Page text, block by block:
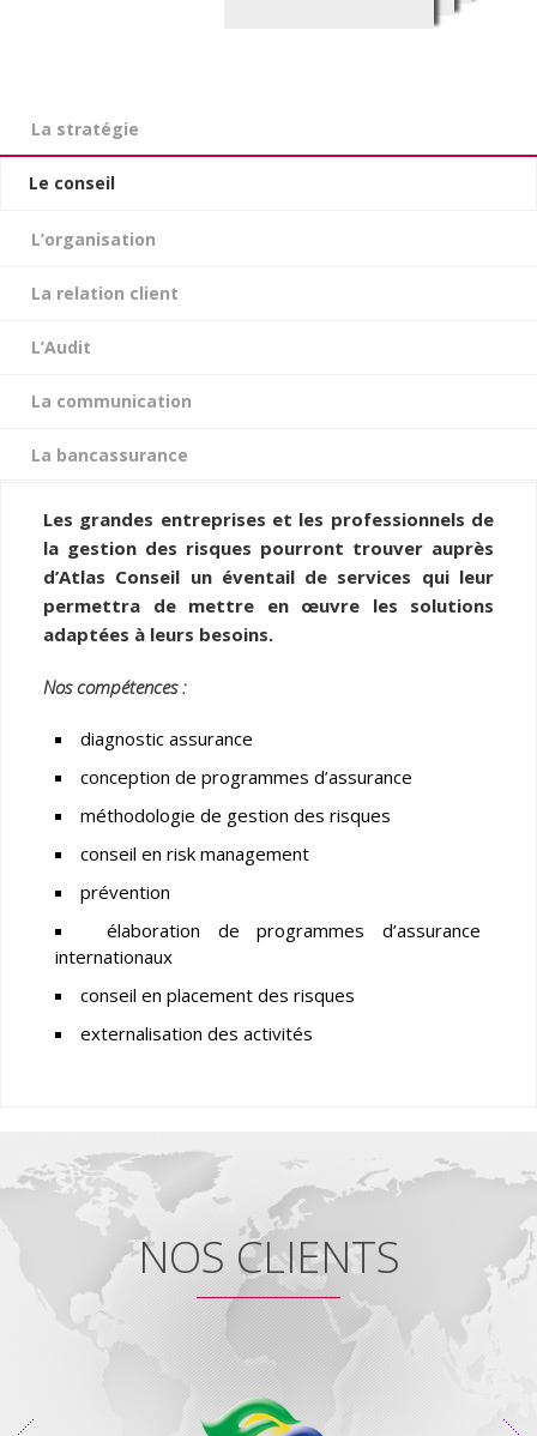
La stratégie
Le conseil
L’organisation
La relation client
L’Audit
La communication
La bancassurance
Les grandes entreprises et les professionnels de
la gestion des risques pourront trouver auprès
d’Atlas Conseil un éventail de services qui leur
permettra de mettre en œuvre les solutions
adaptées à leurs besoins.
Nos compétences :
diagnostic assurance
conception de programmes d’assurance
méthodologie de gestion des risques
conseil en risk management
prévention
élaboration de programmes d’assurance
internationaux
conseil en placement des risques
externalisation des activités
NOS CLIENTS